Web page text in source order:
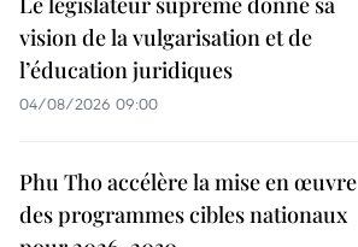
vision de la vulgarisation et de
l’éducation juridiques
04/08/2026 09:00
Phu Tho accélère la mise en œuvre
des programmes cibles nationaux